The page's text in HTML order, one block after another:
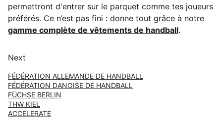
permettront d'entrer sur le parquet comme tes joueurs
préférés. Ce n’est pas fini : donne tout grâce à notre
gamme complète de vêtements de handball.
Next
FÉDÉRATION ALLEMANDE DE HANDBALL
FÉDÉRATION DANOISE DE HANDBALL
FÜCHSE BERLIN
THW KIEL
ACCELERATE